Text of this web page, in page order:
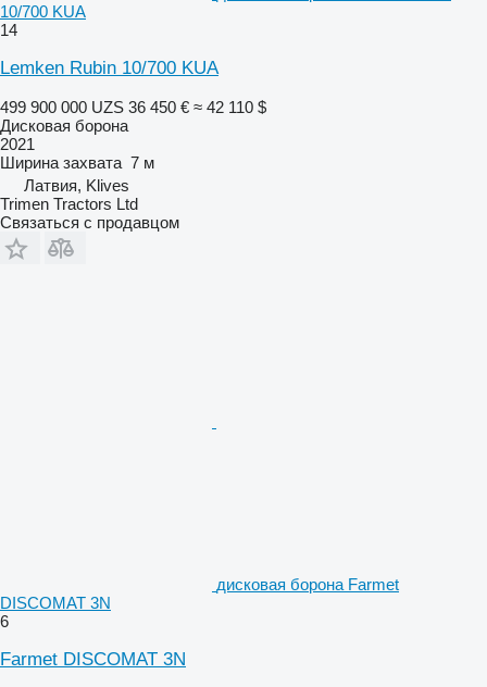
10/700 KUA
14
Lemken Rubin 10/700 KUA
499 900 000 UZS 36 450 € ≈ 42 110 $
Дисковая борона
2021
Ширина захвата 7 м
Латвия, Klives
Trimen Tractors Ltd
Связаться с продавцом
дисковая борона Farmet
DISCOMAT 3N
6
Farmet DISCOMAT 3N